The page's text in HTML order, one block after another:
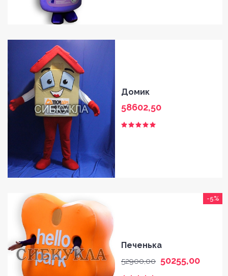
Домик
58602,50
-5%
Печенька
52900,00 50255,00